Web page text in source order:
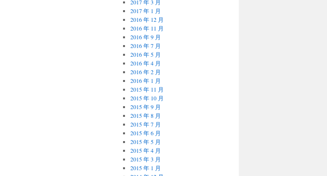
2017 年 3 月
2017 年 1 月
2016 年 12 月
2016 年 11 月
2016 年 9 月
2016 年 7 月
2016 年 5 月
2016 年 4 月
2016 年 2 月
2016 年 1 月
2015 年 11 月
2015 年 10 月
2015 年 9 月
2015 年 8 月
2015 年 7 月
2015 年 6 月
2015 年 5 月
2015 年 4 月
2015 年 3 月
2015 年 1 月